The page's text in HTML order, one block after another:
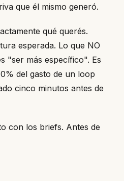
que él mismo generó.
qué querés.
esperada. Lo que NO
"ser más específico". Es
del gasto de un loop
cinco minutos antes de
con los briefs. Antes de